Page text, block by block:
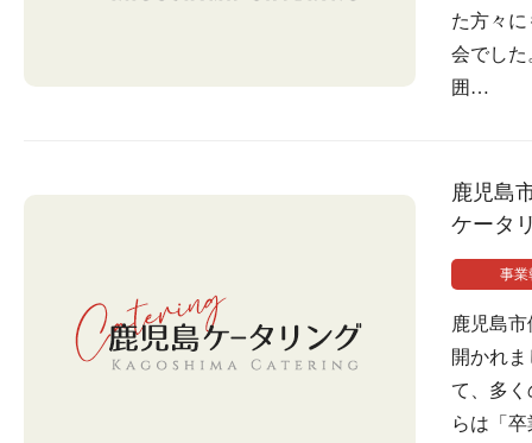
た方々
会でした
囲…
鹿児島
ケータ
事業
鹿児島
開かれ
て、多
らは「